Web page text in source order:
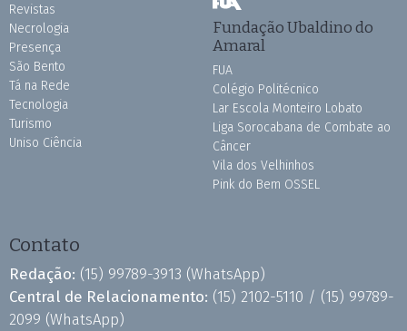
Revistas
Necrologia
Presença
São Bento
Tá na Rede
Tecnologia
Turismo
Uniso Ciência
Fundação Ubaldino do
Amaral
FUA
Colégio Politécnico
Lar Escola Monteiro Lobato
Liga Sorocabana de Combate ao
Câncer
Vila dos Velhinhos
Pink do Bem OSSEL
Contato
Redação: (15) 99789-3913 (WhatsApp)
Central de Relacionamento: (15) 2102-5110 / (15) 99789-
2099 (WhatsApp)